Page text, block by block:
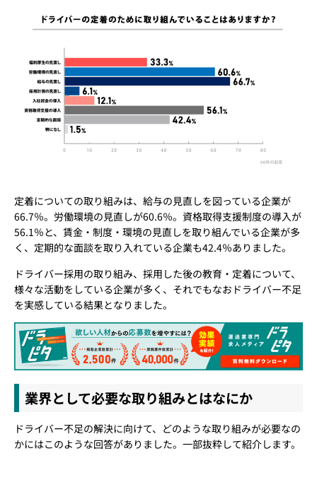
定着についての取り組みは、給与の見直しを図っている企業が
66.7％。労働環境の見直しが60.6％。資格取得支援制度の導入が
56.1％と、賃金・制度・環境の見直しを取り組んでいる企業が多
く、定期的な面談を取り入れている企業も42.4％ありました。
ドライバー採用の取り組み、採用した後の教育・定着について、
様々な活動をしている企業が多く、それでもなおドライバー不足
を実感している結果となりました。
業界として必要な取り組みとはなにか
ドライバー不足の解決に向けて、どのような取り組みが必要なの
かにはこのような回答がありました。一部抜粋して紹介します。